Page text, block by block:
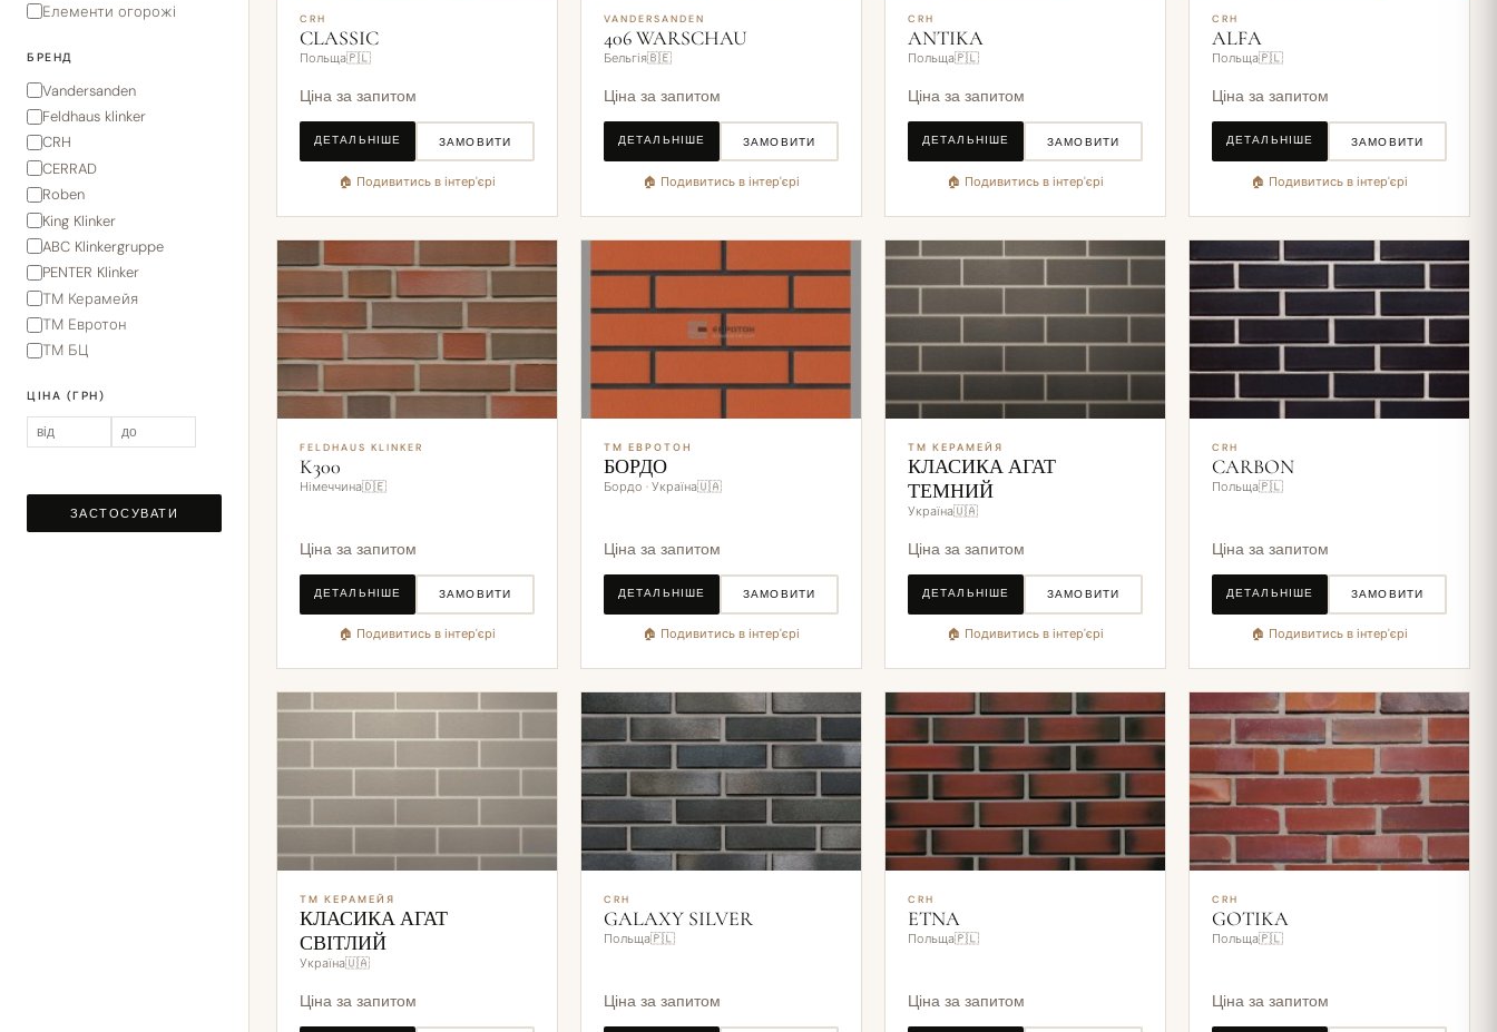
Елементи огорожі
БРЕНД
Vandersanden
Feldhaus klinker
CRH
CERRAD
Roben
King Klinker
ABC Klinkergruppe
PENTER Klinker
ТМ Керамейя
ТМ Евротон
ТМ БЦ
ЦІНА (ГРН)
ЗАСТОСУВАТИ
CRH
CLASSIC
Польща🇵🇱
Ціна за запитом
ДЕТАЛЬНІШЕ ЗАМОВИТИ
🏠 Подивитись в інтер'єрі
VANDERSANDEN
406 WARSCHAU
Бельгія🇧🇪
Ціна за запитом
ДЕТАЛЬНІШЕ ЗАМОВИТИ
🏠 Подивитись в інтер'єрі
CRH
ANTIKA
Польща🇵🇱
Ціна за запитом
ДЕТАЛЬНІШЕ ЗАМОВИТИ
🏠 Подивитись в інтер'єрі
CRH
ALFA
Польща🇵🇱
Ціна за запитом
ДЕТАЛЬНІШЕ ЗАМОВИТИ
🏠 Подивитись в інтер'єрі
FELDHAUS KLINKER
K300
Німеччина🇩🇪
Ціна за запитом
ДЕТАЛЬНІШЕ ЗАМОВИТИ
🏠 Подивитись в інтер'єрі
ТМ ЕВРОТОН
БОРДО
Бордо · Україна🇺🇦
Ціна за запитом
ДЕТАЛЬНІШЕ ЗАМОВИТИ
🏠 Подивитись в інтер'єрі
ТМ КЕРАМЕЙЯ
КЛАСИКА АГАТ
ТЕМНИЙ
Україна🇺🇦
Ціна за запитом
ДЕТАЛЬНІШЕ ЗАМОВИТИ
🏠 Подивитись в інтер'єрі
CRH
CARBON
Польща🇵🇱
Ціна за запитом
ДЕТАЛЬНІШЕ ЗАМОВИТИ
🏠 Подивитись в інтер'єрі
ТМ КЕРАМЕЙЯ
КЛАСИКА АГАТ
СВІТЛИЙ
Україна🇺🇦
Ціна за запитом
CRH
GALAXY SILVER
Польща🇵🇱
Ціна за запитом
CRH
ETNA
Польща🇵🇱
Ціна за запитом
CRH
GOTIKA
Польща🇵🇱
Ціна за запитом